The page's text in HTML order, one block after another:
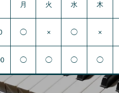
月 火 水 木
◯ × ◯ ×
◯ ◯ ◯ ◯